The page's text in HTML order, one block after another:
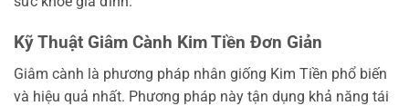
Kỹ Thuật Giâm Cành Kim Tiền Đơn Giản
Giâm cành là phương pháp nhân giống Kim Tiền phổ biến
và hiệu quả nhất. Phương pháp này tận dụng khả năng tái